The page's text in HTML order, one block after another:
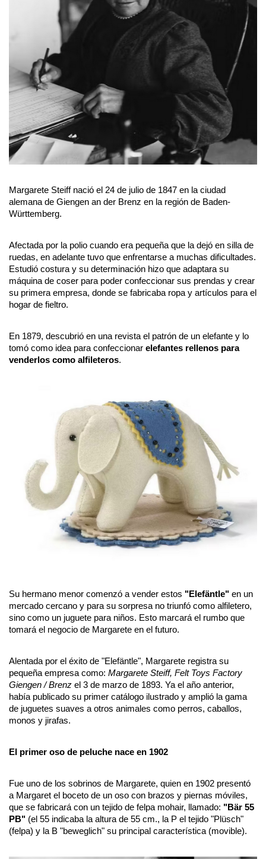
Margarete Steiff nació el 24 de julio de 1847 en la ciudad
alemana de Giengen an der Brenz en la región de Baden-
Württemberg.
Afectada por la polio cuando era pequeña que la dejó en silla de
ruedas, en adelante tuvo que enfrentarse a muchas dificultades.
Estudió costura y su determinación hizo que adaptara su
máquina de coser para poder confeccionar sus prendas y crear
su primera empresa, donde se fabricaba ropa y artículos para el
hogar de fieltro.
En 1879, descubrió en una revista el patrón de un elefante y lo
tomó como idea para confeccionar elefantes rellenos para
venderlos como alfileteros.
Su hermano menor comenzó a vender estos "Elefäntle" en un
mercado cercano y para su sorpresa no triunfó como alfiletero,
sino como un juguete para niños. Esto marcará el rumbo que
tomará el negocio de Margarete en el futuro.
Alentada por el éxito de "Elefäntle", Margarete registra su
pequeña empresa como: Margarete Steiff, Felt Toys Factory
Giengen / Brenz el 3 de marzo de 1893. Ya el año anterior,
había publicado su primer catálogo ilustrado y amplió la gama
de juguetes suaves a otros animales como perros, caballos,
monos y jirafas.
El primer oso de peluche nace en 1902
Fue uno de los sobrinos de Margarete, quien en 1902 presentó
a Margaret el boceto de un oso con brazos y piernas móviles,
que se fabricará con un tejido de felpa mohair, llamado: "Bär 55
PB" (el 55 indicaba la altura de 55 cm., la P el tejido "Plüsch"
(felpa) y la B "beweglich" su principal característica (movible).